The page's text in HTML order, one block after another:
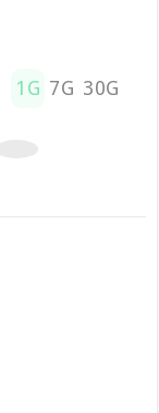
1G 7G 30G